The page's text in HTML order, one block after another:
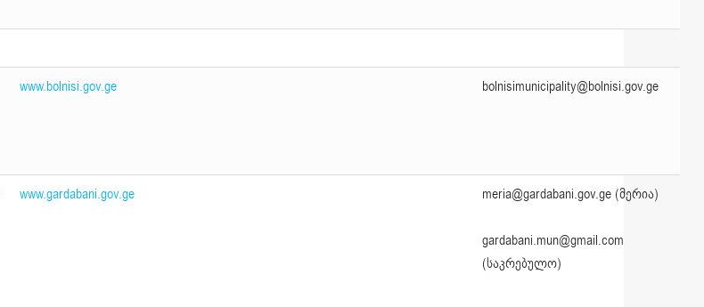
www.bolnisi.gov.ge bolnisimunicipality@bolnisi.gov.ge
www.gardabani.gov.ge meria@gardabani.gov.ge (მერია)
gardabani.mun@gmail.com
(საკრებულო)